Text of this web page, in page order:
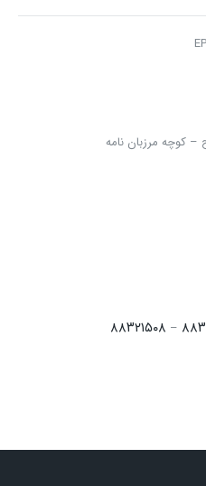
كوچه مرزبان نامه
– ۸۸۳۲۱۵۰۸